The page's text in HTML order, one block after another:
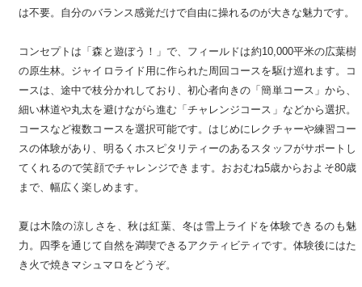
は不要。自分のバランス感覚だけで自由に操れるのが大きな魅力です。
コンセプトは「森と遊ぼう！」で、フィールドは約10,000平米の広葉樹
の原生林。ジャイロライド用に作られた周回コースを駆け巡れます。コ
ースは、途中で枝分かれしており、初心者向きの「簡単コース」から、
細い林道や丸太を避けながら進む「チャレンジコース」などから選択。
コースなど複数コースを選択可能です。はじめにレクチャーや練習コー
スの体験があり、明るくホスピタリティーのあるスタッフがサポートし
てくれるので笑顔でチャレンジできます。おおむね5歳からおよそ80歳
まで、幅広く楽しめます。
夏は木陰の涼しさを、秋は紅葉、冬は雪上ライドを体験できるのも魅
力。四季を通じて自然を満喫できるアクティビティです。体験後にはた
き火で焼きマシュマロをどうぞ。